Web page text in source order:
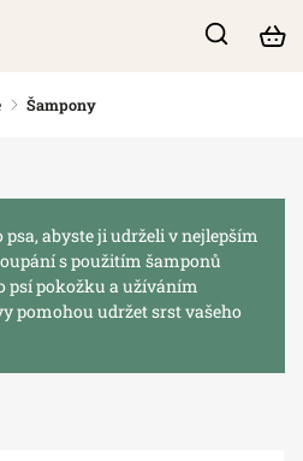
/ Šampony
psa, abyste ji udrželi v nejlepším
s použitím šamponů
psí pokožku a užíváním
pomohou udržet srst vašeho